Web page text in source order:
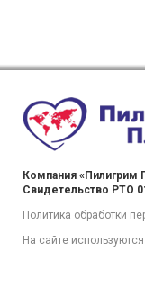
Компания «Пилигрим
Свидетельство РТО
Политика обработки
На сайте